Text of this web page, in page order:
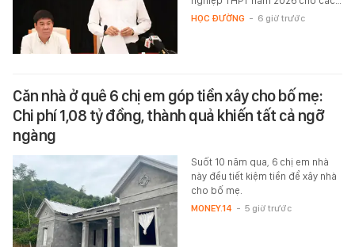
HỌC ĐƯỜNG - 6 giờ trước
Căn nhà ở quê 6 chị em góp tiền xây cho bố mẹ:
Chi phí 1,08 tỷ đồng, thành quả khiến tất cả ngỡ
ngàng
Suốt 10 năm qua, 6 chị em nhà
này đều tiết kiệm tiền để xây nhà
cho bố mẹ.
MONEY.14 - 5 giờ trước